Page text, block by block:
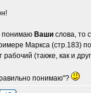
понимаю Ваши слова, то
Маркса (стр.183)
рабочий (также, как и
понимаю"?